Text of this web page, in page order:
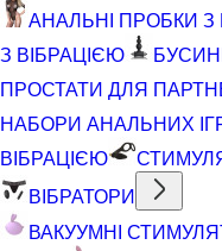
АНАЛЬНІ ПРОБКИ
З ВІБРАЦІЄЮ
ПРОСТАТИ ДЛЯ
НАБОРИ АНАЛЬНИХ
ВІБРАЦІЄЮ
ВІБРАТОРИ
ВАКУУМНІ